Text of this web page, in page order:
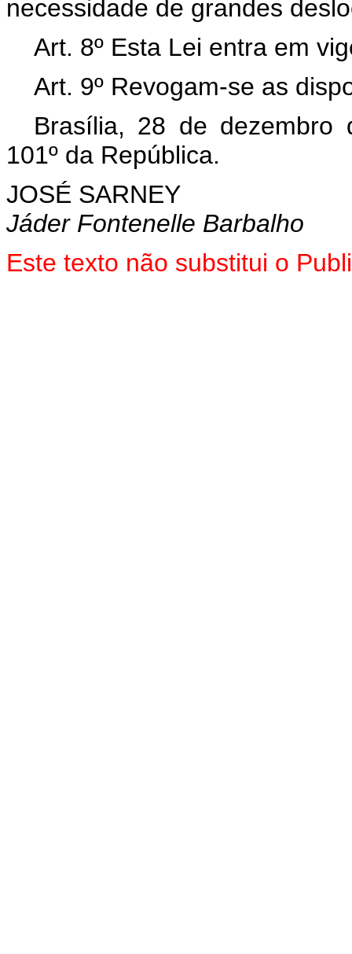
necessidade de grandes
Art. 8º Esta Lei entra em
Art. 9º Revogam-se as
Brasília, 28 de dezembro
101º da República.
JOSÉ SARNEY
Jáder Fontenelle Barbalho
Este texto não substitui o